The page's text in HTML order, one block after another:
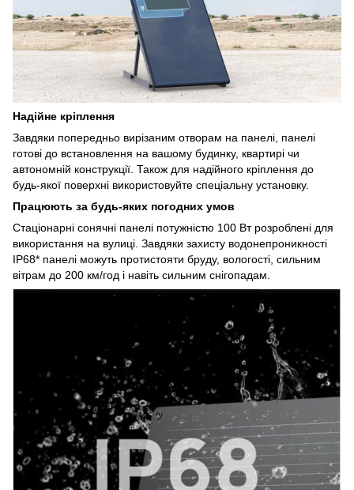
Надійне кріплення
Завдяки попередньо вирізаним отворам на панелі, панелі
готові до встановлення на вашому будинку, квартирі чи
автономній конструкції. Також для надійного кріплення до
будь-якої поверхні використовуйте спеціальну установку.
Працюють за будь-яких погодних умов
Стаціонарні сонячні панелі потужністю 100 Вт розроблені для
використання на вулиці. Завдяки захисту водонепроникності
IP68* панелі можуть протистояти бруду, вологості, сильним
вітрам до 200 км/год і навіть сильним снігопадам.